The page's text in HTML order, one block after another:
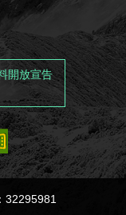
開放宣告
32295981